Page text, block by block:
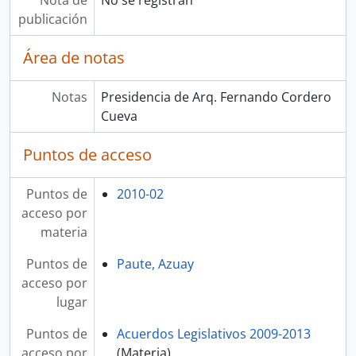
publicación
Área de notas
Notas
Presidencia de Arq. Fernando Cordero
Cueva
Puntos de acceso
Puntos de
acceso por
materia
2010-02
Puntos de
acceso por
lugar
Paute, Azuay
Puntos de
Acuerdos Legislativos 2009-2013